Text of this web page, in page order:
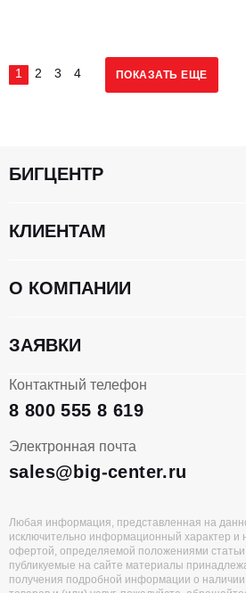
ПОКАЗАТЬ ЕЩЕ
1 2 3 4
Контактный телефон
8 800 555 8 619
Электронная почта
sales@big-center.ru
БИГЦЕНТР
КЛИЕНТАМ
О КОМПАНИИ
ЗАЯВКИ
Любая информация, представленная на
исключительно информационный характер и
офертой, определяемой положениями
публикуемые на сайте материалы
получения подробной информации о